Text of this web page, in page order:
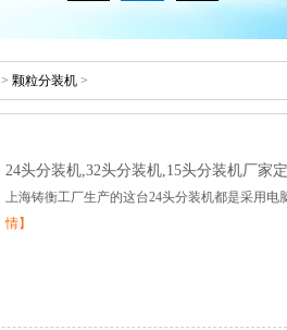
> 颗粒分装机 >
24头分装机,32头分装机,15头分装机厂家
上海铸衡工厂生产的这台24头分装机都是采用
情】